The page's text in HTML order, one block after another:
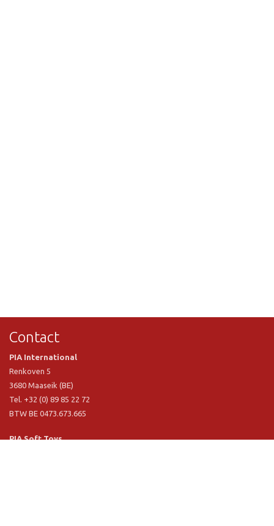
Contact
PIA International
Renkoven 5
3680 Maaseik (BE)
Tel. +32 (0) 89 85 22 72
BTW BE 0473.673.665
PIA Soft Toys